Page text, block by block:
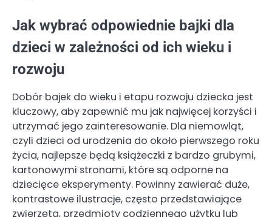
Jak wybrać odpowiednie bajki dla
dzieci w zależności od ich wieku i
rozwoju
Dobór bajek do wieku i etapu rozwoju dziecka jest
kluczowy, aby zapewnić mu jak najwięcej korzyści i
utrzymać jego zainteresowanie. Dla niemowląt,
czyli dzieci od urodzenia do około pierwszego roku
życia, najlepsze będą książeczki z bardzo grubymi,
kartonowymi stronami, które są odporne na
dziecięce eksperymenty. Powinny zawierać duże,
kontrastowe ilustracje, często przedstawiające
zwierzęta, przedmioty codziennego użytku lub